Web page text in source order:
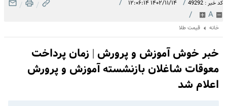
کد خبر : 49292 / ۱۴۰۲/۱۱/۱۴ ۱۲:۰۶:۱۴ /
A
/
/
/
خانه قیمت طلا
خبر خوش آموزش و پرورش | زمان پرداخت
معوقات شاغلان بازنشسته آموزش و پرورش
اعلام شد